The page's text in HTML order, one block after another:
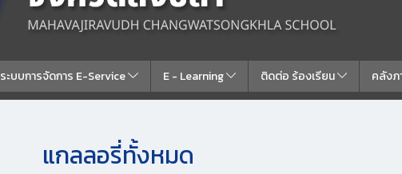
ระบบการจัดการ E-Service E - Learning ติดต่อ ร้องเรียน คลังภ
แกลลอรี่ทั้งหมด